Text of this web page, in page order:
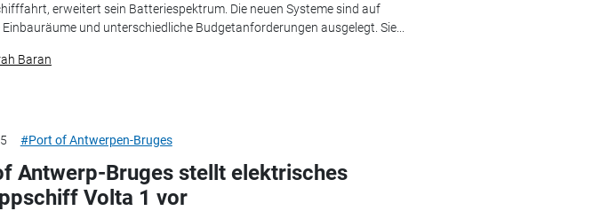
erweitert sein Batteriespektrum. Die neuen Systeme sind auf
und unterschiedliche Budgetanforderungen ausgelegt. Sie...
Baran
#Port of Antwerpen-Bruges
Antwerp-Bruges stellt elektrisches
Volta 1 vor